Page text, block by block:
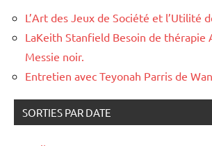
L’Art des Jeux de Société et l’Utilité
LaKeith Stanfield Besoin de thérapie
Messie noir.
Entretien avec Teyonah Parris de
SORTIES PAR DATE